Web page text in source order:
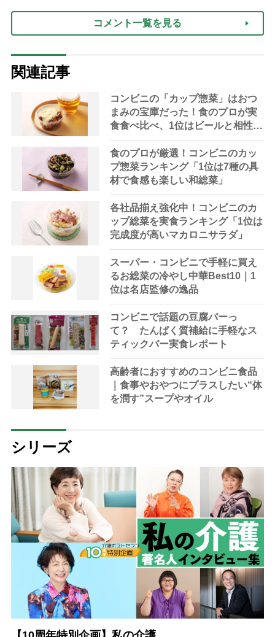
コメント一覧を見る
関連記事
コンビニの「カップ惣菜」はおつ
まみの宝庫だった！食のプロが実
食食べ比べ、1位はビールと相性抜
群
食のプロが厳選！コンビニのカッ
プ惣菜ランキング「1位は7種の具
材で食感も楽しい和総菜」
各社品揃え強化中！コンビニのカ
ップ総菜を実食ランキング「1位は
完成度が高いマカロニサラダ」
スーパー・コンビニで手軽に買え
るお総菜の冷やし中華Best10｜1
位は名店監修の逸品
コンビニで話題の豆腐バーっ
て？ たんぱく質補給に手軽なス
ティックバー実食レポート
高齢者におすすめのコンビニ食品
｜食事やおやつにプラスしたい“体
を潤す”スープやオイル
シリーズ